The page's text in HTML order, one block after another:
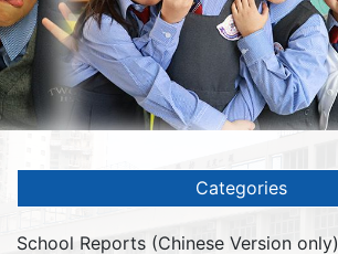
Categories
School Reports (Chinese Version only)